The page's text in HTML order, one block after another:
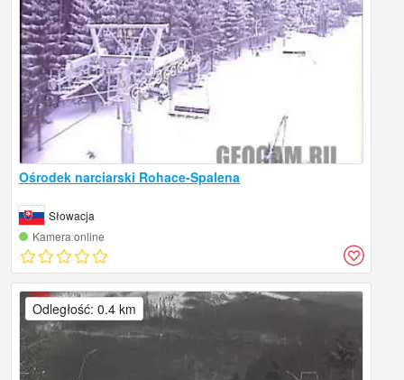
Ośrodek narciarski Rohace-Spalena
Słowacja
Kamera online
Odległość: 0.4 km